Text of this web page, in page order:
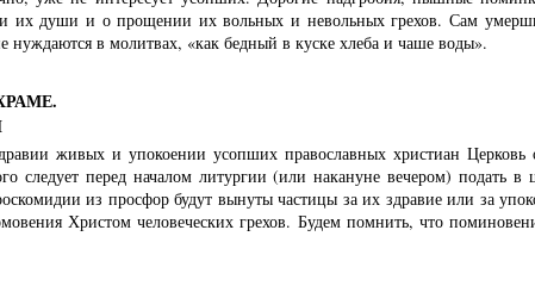
их души и о прощении их вольных и невольных грехов. Сам
нуждаются в молитвах, «как бедный в куске хлеба и чаше воды».
живых и упокоении усопших православных христиан
следует перед началом литургии (или накануне вечером) подать
из просфор будут вынуты частицы за их здравие или за
Христом человеческих грехов. Будем помнить, что